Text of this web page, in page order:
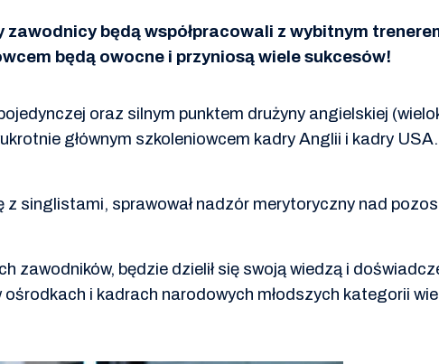
będą współpracowali z wybitnym
będą owocne i przyniosą wiele sukcesów!
oraz silnym punktem drużyny angielskiej
głównym szkoleniowcem kadry Anglii i kadry
singlistami, sprawował nadzór merytoryczny nad
będzie dzielił się swoją wiedzą i
i kadrach narodowych młodszych kategorii